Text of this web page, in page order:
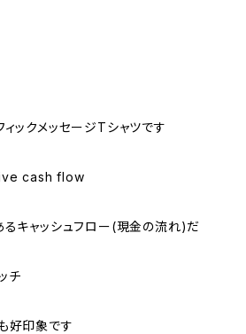
ックメッセージTシャツです
cash flow
キャッシュフロー(現金の流れ)だ
チ
好印象です